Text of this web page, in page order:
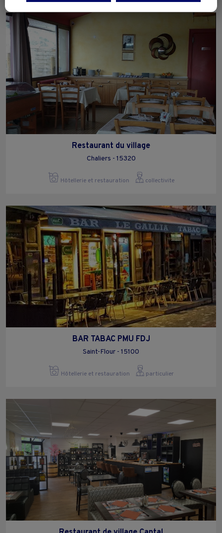
Restaurant du village
Chaliers - 15320
Hôtellerie et restauration collectivite
BAR TABAC PMU FDJ
Saint-Flour - 15100
Hôtellerie et restauration particulier
Vous pouvez exprimer vos choix en cliquant sur "Tout accepter",
"Continuer sans accepter" ou "Paramétrer", et les modifier à tout
moment en cliquant sur le lien "Paramétrez vos choix" situé en bas de
page.